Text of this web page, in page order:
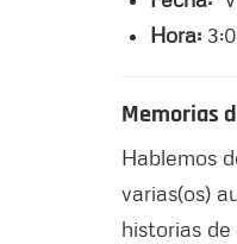
Hora:
Memorias
Hablemos
varias(os)
historias